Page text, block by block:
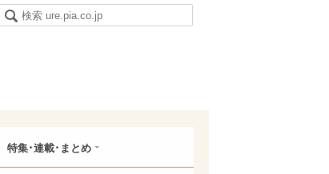
特集･連載･まとめ